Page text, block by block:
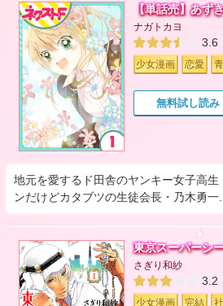
【単話売】あず
ナガトカヨ
3.6
少女漫画 恋愛
無料試し読み
地元を愛するド田舎のヤンキー女子高生
ンだけどカタブツの生徒会長・乃木勇一
東京スーパーシ
さぎり和紗
3.2
少女漫画 完結